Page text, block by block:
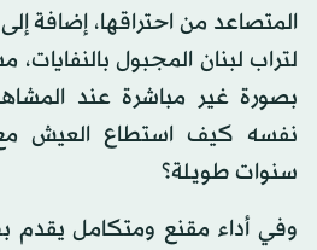
المتصاعد من احتراقها، إضافة
لتراب لبنان المجبول بالنفايات،
بصورة غير مباشرة عند
نفسه كيف استطاع العيش
سنوات طويلة؟
وفي أداء مقنع ومتكامل يقدم